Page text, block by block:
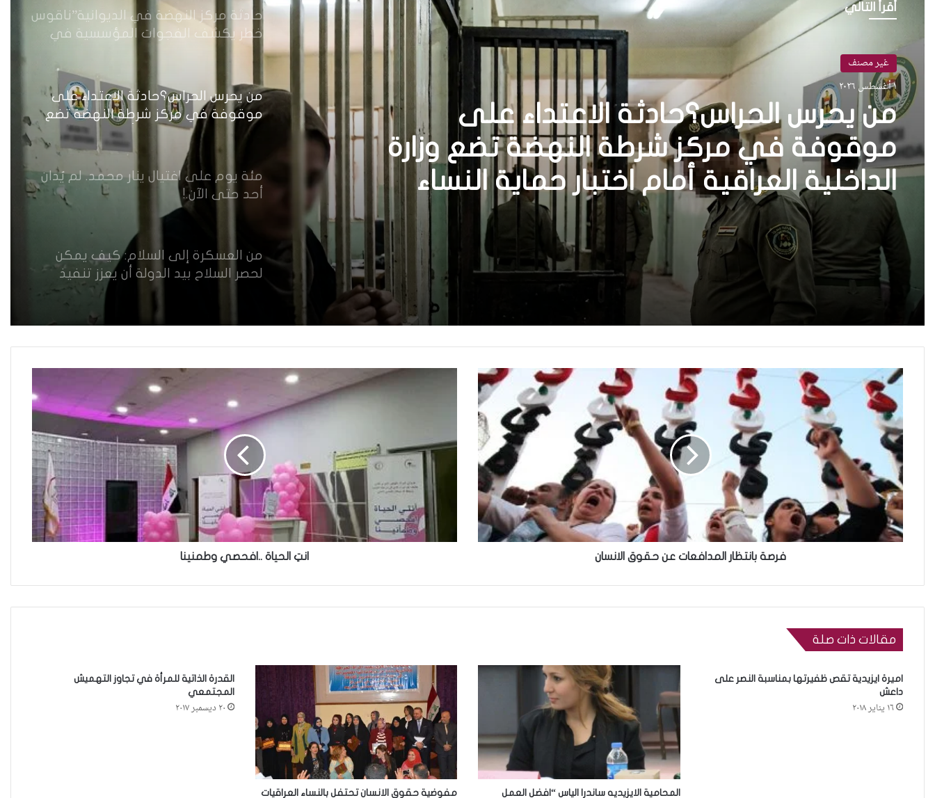
أقرأ التالي
غير مصنف
١ أغسطس ٢٠٢٦
من يحرس الحراس؟حادثة الاعتداء على
موقوفة في مركز شرطة النهضة تضع وزارة
الداخلية العراقية أمام اختبار حماية النساء
واستعادة الثقة
حادثة مركز النهضة في الديوانية”ناقوس
خطر يكشف الفجوات المؤسسية في
إدارة احتجاز النساء بالعراق
من يحرس الحراس؟حادثة الاعتداء على
موقوفة في مركز شرطة النهضة تضع
وزارة الداخلية العراقية أمام اختبار حماية
النساء واستعادة الثقة
مئة يوم على اغتيال ينار محمد. لم يُدان
أحد حتى الآن.!
من العسكرة إلى السلام: كيف يمكن
لحصر السلاح بيد الدولة أن يعزز تنفيذ
حضانة الاطفال بين النص القانوني
والمصلحة الانسانية
خطأ مهني في الموقع الرسمي لـ
مجلس القضاء الأعلى”سردية تُضعف
الضحية وتفتح باب التبرير للجريمة”
من جريمة قتل إلى بنية استغلال… كيف
يُسَلَّع جسد المرأة في اقتصاد الهيمنة
حادثة مركز النهضة في الديوانية”ناقوس
فرصة بانتظار المدافعات عن حقوق الانسان انتِ الحياة ..افحصي وطمنينا
مقالات ذات صلة
اميرة ايزيدية تقص ظفيرتها بمناسبة النصر على
داعش
١٦ يناير ٢٠١٨
المحامية الايزيديه ساندرا الياس “افضل العمل مفوضية حقوق الانسان تحتفل بالنساء العراقيات
القدرة الذاتية للمرأة في تجاوز التهميش
المجتمعي
٢٠ ديسمبر ٢٠١٧